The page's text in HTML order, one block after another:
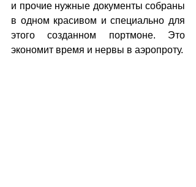
и прочие нужные документы собраны
в одном красивом и специально для
этого созданном портмоне. Это
экономит время и нервы в аэропроту.